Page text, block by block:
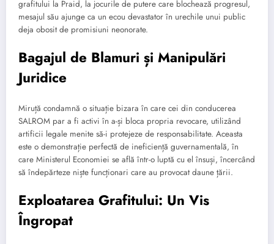
grafitului la Praid, la jocurile de putere care blochează progresul,
mesajul său ajunge ca un ecou devastator în urechile unui public
deja obosit de promisiuni neonorate.
Bagajul de Blamuri și Manipulări
Juridice
Miruță condamnă o situație bizara în care cei din conducerea
SALROM par a fi activi în a-și bloca propria revocare, utilizând
artificii legale menite să-i protejeze de responsabilitate. Aceasta
este o demonstrație perfectă de ineficiență guvernamentală, în
care Ministerul Economiei se află într-o luptă cu el însuși, încercând
să îndepărteze niște funcționari care au provocat daune țării.
Exploatarea Grafitului: Un Vis
Îngropat